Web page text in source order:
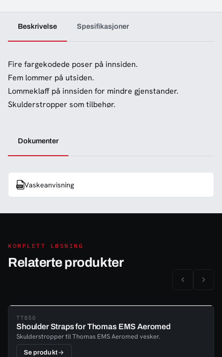
Beskrivelse Spesifikasjoner
Fire fargekodede poser på innsiden.
Fem lommer på utsiden.
Lommeklaff på innsiden for mindre gjenstander.
Skulderstropper som tilbehør.
Dokumenter
Vaskeanvisning
KOMPLETT LØSNING
Relaterte produkter
TT850
Shoulder Straps for Thomas EMS Aeromed
Skulderstropper til Thomas EMS Aeromed vesker.
Se produkt